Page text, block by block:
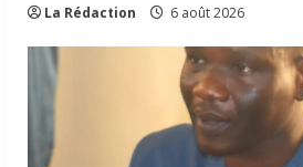
La Rédaction 6 août 2026